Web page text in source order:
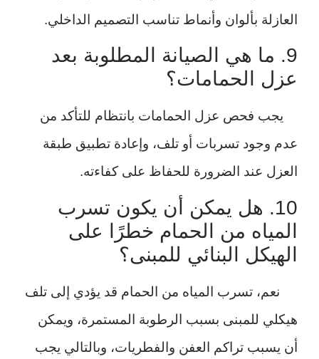
العازلة بألوان وأنماط تناسب التصميم الداخلي.
9. ما هي الصيانة المطلوبة بعد
عزل الحمامات؟
يجب فحص عزل الحمامات بانتظام للتأكد من
عدم وجود تسربات أو تلف، وإعادة تطبيق طبقة
العزل عند الضرورة للحفاظ على كفاءته.
10. هل يمكن أن يكون تسرب
المياه من الحمام خطرًا على
الهيكل البنائي للمبنى؟
نعم، تسرب المياه من الحمام قد يؤدي إلى تلف
هيكلي للمبنى بسبب الرطوبة المستمرة، ويمكن
أن يسبب تراكم العفن والفطريات، وبالتالي يجب